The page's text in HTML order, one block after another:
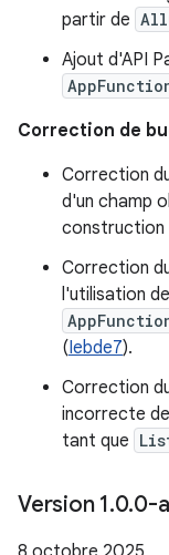
partir de
Ajout d'API
Correction de
Correction
d'un champ
construction
Correction
l'utilisation de
(Iebde7).
Correction
incorrecte
tant que
Version 1.0.0-